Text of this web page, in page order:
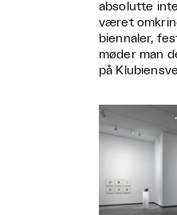
absolutte
været
biennaler,
møder man
på